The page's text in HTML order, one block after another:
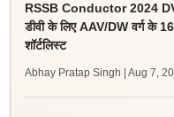
RSSB Conductor 2024
डीवी के लिए AAV/DW वर्ग के
शॉर्टलिस्ट
Abhay Pratap Singh | Aug 7,